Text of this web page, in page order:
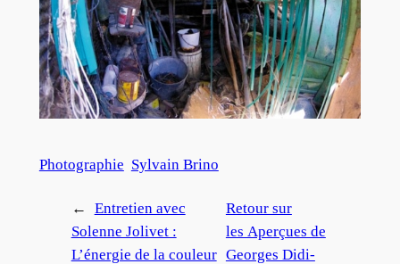
Photographie Sylvain Brino
←
Entretien avec
Solenne Jolivet :
L’énergie de la couleur
Retour sur
les Aperçues de
Georges Didi-